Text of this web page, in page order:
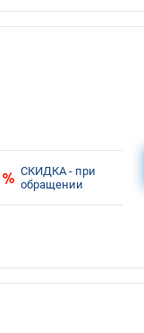
СКИДКА - при
обращении